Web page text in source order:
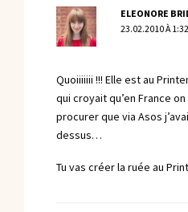
ELEONORE
23.02.2010 À 1:32
Quoiiiiiii !!! Elle est au
qui croyait qu’en France
procurer que via Asos
dessus…
Tu vas créer la ruée au